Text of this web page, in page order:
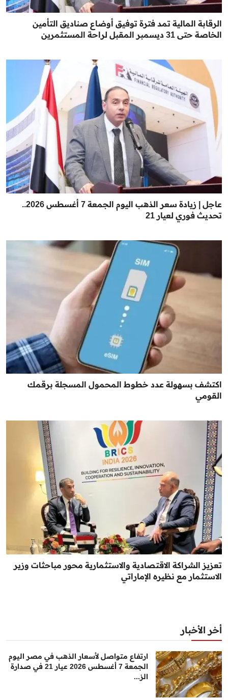
الرقابة المالية تمد فترة توفيق أوضاع صناديق التأمين
الخاصة حتى 31 ديسمبر المقبل لراحة المستثمرين
عاجل | زيادة سعر الذهب اليوم الجمعة 7 أغسطس 2026..
تحديث فوري لعيار 21
اكتشف بسهولة عدد خطوط المحمول المسجلة برقمك
القومي
تعزيز الشراكة الاقتصادية والاستثمارية محور مباحثات وزير
الاستثمار مع نظيره الإماراتي
أخر الأخبار
ارتفاع متواصل لأسعار الذهب في مصر اليوم
الجمعة 7 أغسطس 2026 عيار 21 في صدارة
الز...